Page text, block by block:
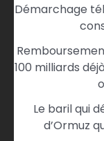
Démarchage
100 milliards
Le baril qui
d’Ormuz